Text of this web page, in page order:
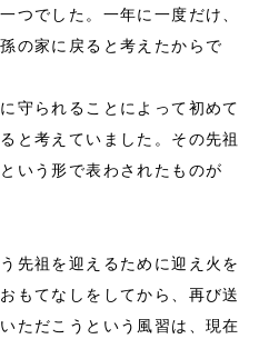
つでした。一年に一度だけ、
の家に戻ると考えたからで
守られることによって初めて
と考えていました。その先祖
いう形で表わされたものが
先祖を迎えるために迎え火を
もてなしをしてから、再び送
ただこうという風習は、現在